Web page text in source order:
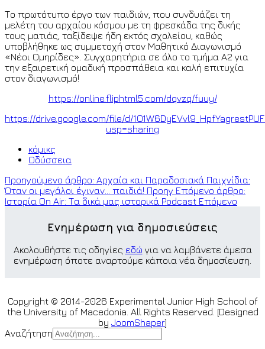
Το πρωτότυπο έργο των παιδιών, που συνδυάζει τη
μελέτη του αρχαίου κόσμου με τη φρεσκάδα της δικής
τους ματιάς, ταξίδεψε ήδη εκτός σχολείου, καθώς
υποβλήθηκε ως συμμετοχή στον Μαθητικό Διαγωνισμό
«Νέοι Ομηρίδες». Συγχαρητήρια σε όλο το τμήμα Α2 για
την εξαιρετική ομαδική προσπάθεια και καλή επιτυχία
στον διαγωνισμό!
https://online.fliphtml5.com/dqvzq/fuuy/
https://drive.google.com/file/d/
usp=sharing
κόμικς
Οδύσσεια
Προηγούμενο άρθρο: Αρχαία και Παραδοσιακά Παιχνίδια:
Όταν οι μεγάλοι έγιναν… παιδιά! Προηγ Επόμενο άρθρο:
Ιστορία On Air: Τα δικά μας ιστορικά Podcast Επόμενο
Ενημέρωση για δημοσιεύσεις
Ακολουθήστε τις οδηγίες εδώ για να λαμβάνετε άμεσα
ενημέρωση όποτε αναρτούμε κάποια νέα δημοσίευση.
Copyright © 2014-2026 Experimental Junior High School of
the University of Macedonia. All Rights Reserved. [Designed
by JoomShaper]
Αναζήτηση